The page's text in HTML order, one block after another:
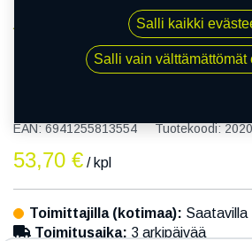
165/65R13 77T
EAN: 6941255813554 Tuotekoodi:
53,70 € / kpl
Toimittajilla (kotimaa): Saatavilla
Toimitusaika: 3 arkipäivää
Salli kaikki
Salli vain välttämättömät